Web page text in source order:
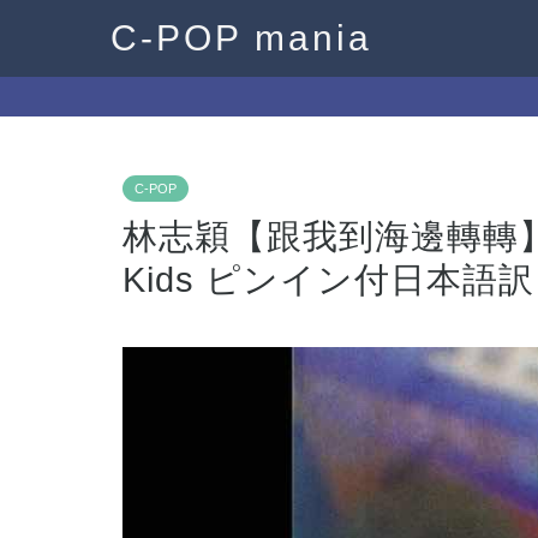
C-POP mania
C-POP
林志穎【跟我到海邊轉
Kids ピンイン付日本語訳